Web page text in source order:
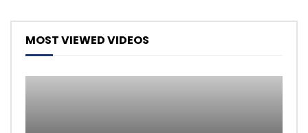
MOST VIEWED VIDEOS